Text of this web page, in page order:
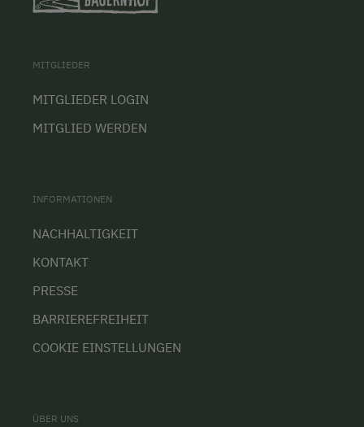
MITGLIEDER
MITGLIEDER LOGIN
MITGLIED WERDEN
INFORMATIONEN
NACHHALTIGKEIT
KONTAKT
PRESSE
BARRIEREFREIHEIT
COOKIE EINSTELLUNGEN
ÜBER UNS